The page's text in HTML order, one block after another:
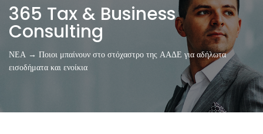
365 Tax & Business
Consulting
ΝΕΑ → Ποιοι μπαίνουν στο στόχαστρο της ΑΑΔΕ για αδήλωτα
εισοδήματα και ενοίκια